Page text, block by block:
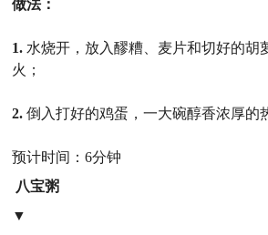
做法：
1. 水烧开，放入醪糟、麦片和切好的胡
火；
2.倒入打好的鸡蛋，一大碗醇香浓厚的
预计时间：6分钟
八宝粥
▼